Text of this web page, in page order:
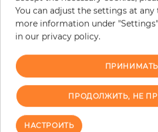
Do you need glue?
−
В КОРЗИНУ
ЗАКАЗАТЬ ОБРАЗЕЦ
You can adjust the settings at
more information under
in our privacy policy.
ПРИНИМАТЬ
ПРОДОЛЖИТЬ, НЕ
НАСТРОИТЬ